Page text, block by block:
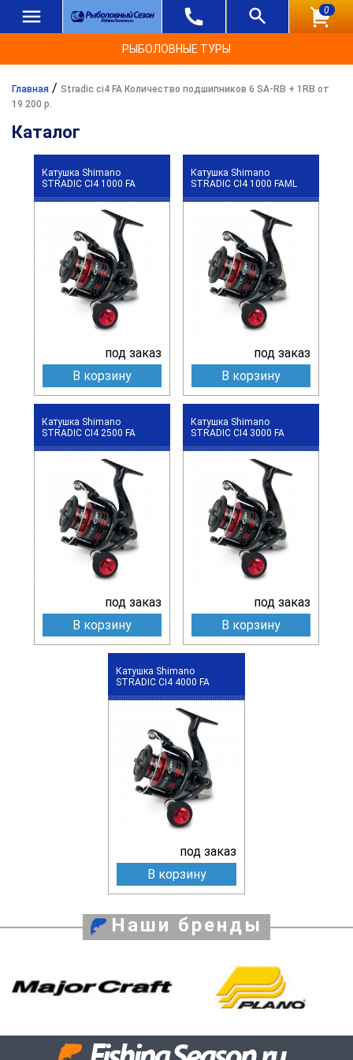
0
РЫБОЛОВНЫЕ ТУРЫ
Главная / Stradic ci4 FA Количество подшипников 6 SA-RB + 1RB от
19 200 р.
Каталог
Катушка Shimano
STRADIC CI4 1000 FA
под заказ
В корзину
Катушка Shimano
STRADIC CI4 1000 FAML
под заказ
В корзину
Катушка Shimano
STRADIC CI4 2500 FA
под заказ
В корзину
Катушка Shimano
STRADIC CI4 3000 FA
под заказ
В корзину
Катушка Shimano
STRADIC CI4 4000 FA
под заказ
В корзину
Наши бренды